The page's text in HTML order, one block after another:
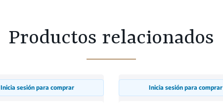
Productos relacionados
Inicia sesión para comprar Inicia sesión para comprar